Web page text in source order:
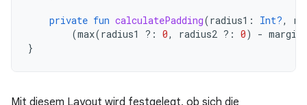
private fun calculatePadding(radius1 : Int?,
(max(radius1 ?: 0, radius2 ?: 0) - margin
}
Mit diesem Layout wird festgelegt, ob sich die